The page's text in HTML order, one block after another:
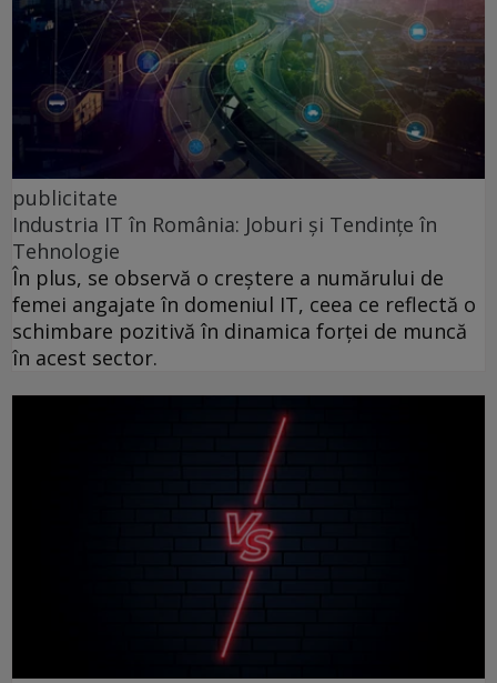
publicitate
Industria IT în România: Joburi și Tendințe în
Tehnologie
În plus, se observă o creștere a numărului de
femei angajate în domeniul IT, ceea ce reflectă o
schimbare pozitivă în dinamica forței de muncă
în acest sector.